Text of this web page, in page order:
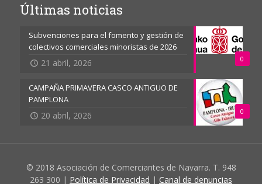
Últimas noticias
0
Subvenciones para el fomento y gestión de
colectivos comerciales minoristas de 2026
21 abril, 2026
0
CAMPAÑA PRIMAVERA CASCO ANTIGUO DE
PAMPLONA
20 abril, 2026
© 2018 Asociación de Comerciantes de Navarra. T. 948
263 300 | Política de Privacidad | Canal de denuncias